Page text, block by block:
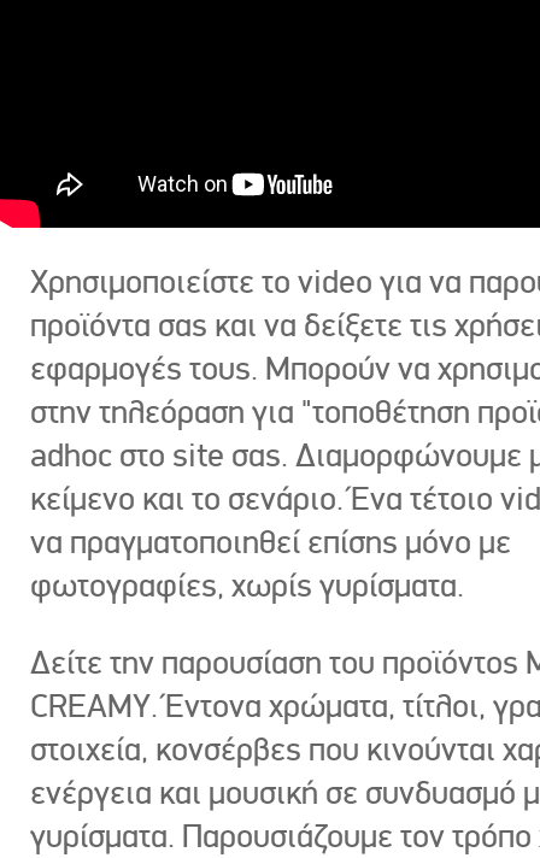
Χρησιμοποιείστε το video για να
προϊόντα σας και να δείξετε τις
εφαρμογές τους. Μπορούν να
στην τηλεόραση για "τοποθέτηση
adhoc στο site σας. Διαμορφώνουμε
κείμενο και το σενάριο. Ένα τέτοιο
να πραγματοποιηθεί επίσης μόνο με
φωτογραφίες, χωρίς γυρίσματα.
Δείτε την παρουσίαση του προϊόντος
CREAMY. Έντονα χρώματα, τίτλοι,
στοιχεία, κονσέρβες που κινούνται
ενέργεια και μουσική σε συνδυασμό
γυρίσματα. Παρουσιάζουμε τον